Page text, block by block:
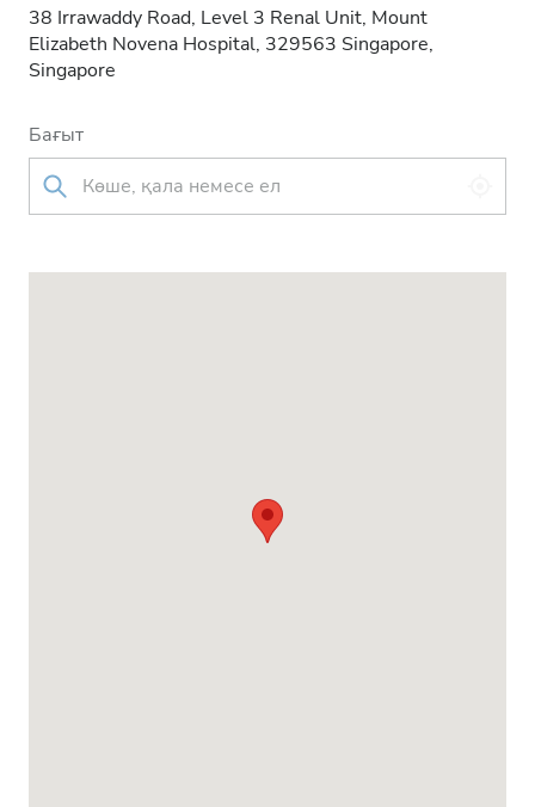
38 Irrawaddy Road, Level 3 Renal Unit, Mount
Elizabeth Novena Hospital, 329563 Singapore,
Singapore
Бағыт